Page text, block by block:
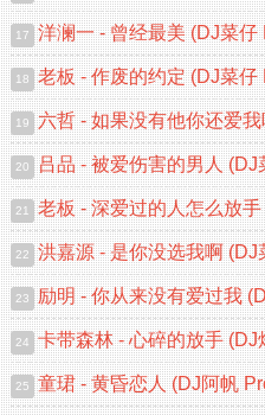
17
18
19
20
21
22
23
24
25